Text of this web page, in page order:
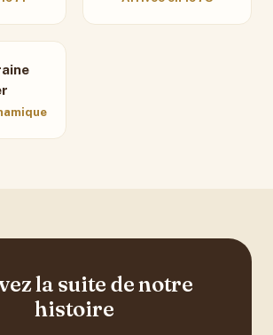
la suite de notre
histoire